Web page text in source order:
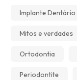
Implante Dentário
Mitos e verdades
Ortodontia
Periodontite